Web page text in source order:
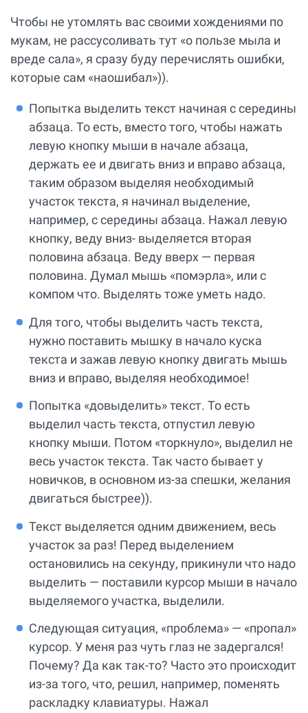
Чтобы не утомлять вас своими хождениями по
мукам, не рассусоливать тут «о пользе мыла и
вреде сала», я сразу буду перечислять ошибки,
которые сам «наошибал»)).
Попытка выделить текст начиная с середины
абзаца. То есть, вместо того, чтобы нажать
левую кнопку мыши в начале абзаца,
держать ее и двигать вниз и вправо абзаца,
таким образом выделяя необходимый
участок текста, я начинал выделение,
например, с середины абзаца. Нажал левую
кнопку, веду вниз- выделяется вторая
половина абзаца. Веду вверх — первая
половина. Думал мышь «помэрла», или с
компом что. Выделять тоже уметь надо.
Для того, чтобы выделить часть текста,
нужно поставить мышку в начало куска
текста и зажав левую кнопку двигать мышь
вниз и вправо, выделяя необходимое!
Попытка «довыделить» текст. То есть
выделил часть текста, отпустил левую
кнопку мыши. Потом «торкнуло», выделил не
весь участок текста. Так часто бывает у
новичков, в основном из-за спешки, желания
двигаться быстрее)).
Текст выделяется одним движением, весь
участок за раз! Перед выделением
остановились на секунду, прикинули что надо
выделить — поставили курсор мыши в начало
выделяемого участка, выделили.
Следующая ситуация, «проблема» — «пропал»
курсор. У меня раз чуть глаз не задергался!
Почему? Да как так-то? Часто это происходит
из-за того, что, решил, например, поменять
раскладку клавиатуры. Нажал